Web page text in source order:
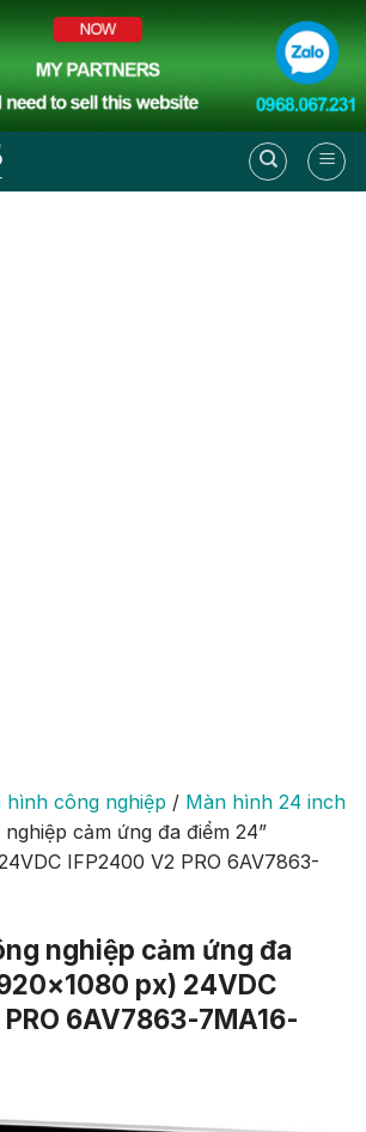
hình công nghiệp / Màn hình 24 inch
cảm ứng đa điểm 24”
IFP2400 V2 PRO 6AV7863-
nghiệp cảm ứng đa
px) 24VDC
6AV7863-7MA16-